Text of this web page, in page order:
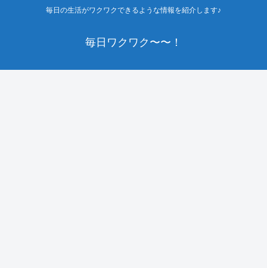
毎日の生活がワクワクできるような情報を紹介します♪
毎日ワクワク〜〜！